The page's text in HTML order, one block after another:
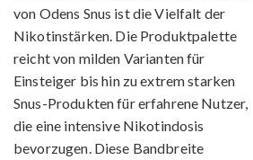
von Odens Snus ist die Vielfalt der
Nikotinstärken. Die Produktpalette
reicht von milden Varianten für
Einsteiger bis hin zu extrem starken
Snus-Produkten für erfahrene Nutzer,
die eine intensive Nikotindosis
bevorzugen. Diese Bandbreite